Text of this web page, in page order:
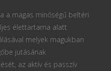
a magas minőségű beltéri
élettartama alatt
melyek magukban
jutásának
az aktív és passzív